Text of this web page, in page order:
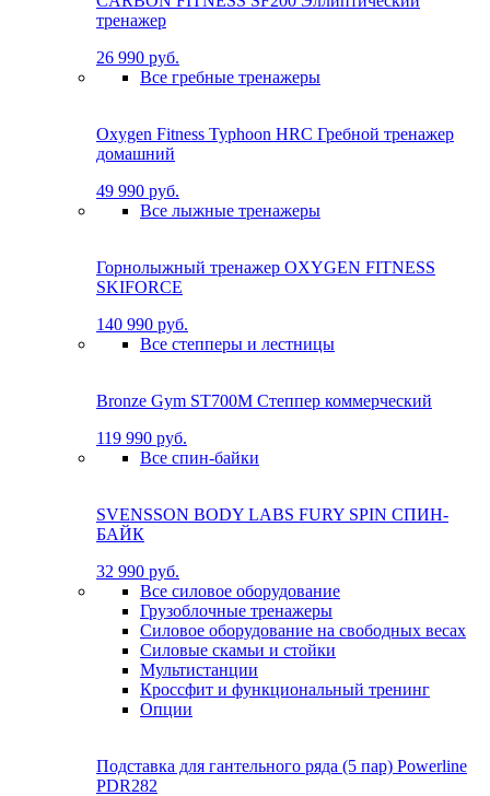
тренажер
26 990 руб.
Все гребные тренажеры
Oxygen Fitness Typhoon HRC Гребной тренажер
домашний
49 990 руб.
Все лыжные тренажеры
Горнолыжный тренажер OXYGEN FITNESS
SKIFORCE
140 990 руб.
Все степперы и лестницы
Bronze Gym ST700M Степпер коммерческий
119 990 руб.
Все спин-байки
SVENSSON BODY LABS FURY SPIN СПИН-
БАЙК
32 990 руб.
Все силовое оборудование
Грузоблочные тренажеры
Силовое оборудование на свободных весах
Силовые скамьи и стойки
Мультистанции
Кроссфит и функциональный тренинг
Опции
Подставка для гантельного ряда (5 пар) Powerline
PDR282